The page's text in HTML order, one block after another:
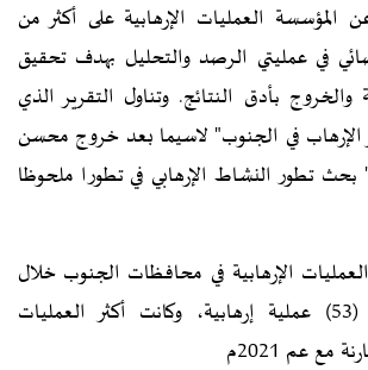
المؤسسة العمليات الإرهابية على أكثر من
في عمليتي الرصد والتحليل بهدف تحقيق
والخروج بأدق النتائج. وتناول التقرير الذي
في الجنوب" لاسيما بعد خروج محسن
بحث تطور النشاط الإرهابي في تطورا ملحوظا
الإرهابية في محافظات الجنوب خلال
عام 2022، بلغت (53) عملية إرهابية، وكانت أكثر العمليات
مع عم 2021م